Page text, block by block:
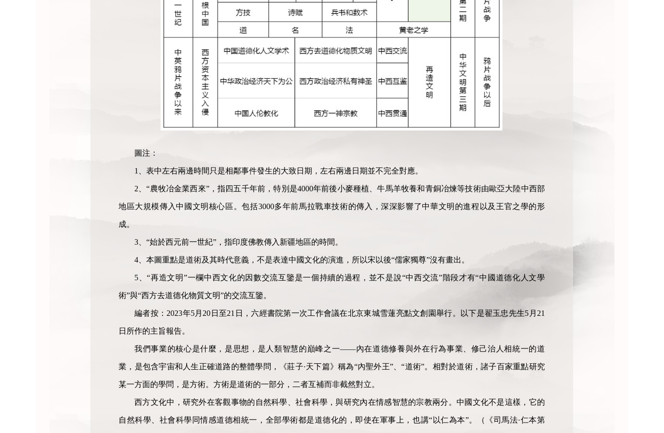
圖注：
1、表中左右兩邊時間只是相鄰事件發生的大致日期，左右兩邊日期並不完全對應。
2、“農牧冶金業西來”，指四五千年前，特別是4000年前後小麥種植、牛馬羊牧養和青銅冶煉等技術由歐亞大陸中西部
地區大規模傳入中國文明核心區。包括3000多年前馬拉戰車技術的傳入，深深影響了中華文明的進程以及王官之學的形
成。
3、“始於西元前一世紀”，指印度佛教傳入新疆地區的時間。
4、本圖重點是道術及其時代意義，不是表達中國文化的演進，所以宋以後“儒家獨尊”沒有畫出。
5、“再造文明”一欄中西文化的因數交流互鑒是一個持續的過程，並不是說“中西交流”階段才有“中國道德化人文學
術”與“西方去道德化物質文明”的交流互鑒。
編者按：2023年5月20日至21日，六經書院第一次工作會議在北京東城雪蓮亮點文創園舉行。以下是翟玉忠先生5月21
日所作的主旨報告。
我們事業的核心是什麼，是思想，是人類智慧的巔峰之一——內在道德修養與外在行為事業、修己治人相統一的道
業，是包含宇宙和人生正確道路的整體學問，《莊子·天下篇》稱為“內聖外王”、“道術”。相對於道術，諸子百家重點研究
某一方面的學問，是方術。方術是道術的一部分，二者互補而非截然對立。
西方文化中，研究外在客觀事物的自然科學、社會科學，與研究內在情感智慧的宗教兩分。中國文化不是這樣，它的
自然科學、社會科學同情感道德相統一，全部學術都是道德化的，即使在軍事上，也講“以仁為本”。（《司馬法·仁本第